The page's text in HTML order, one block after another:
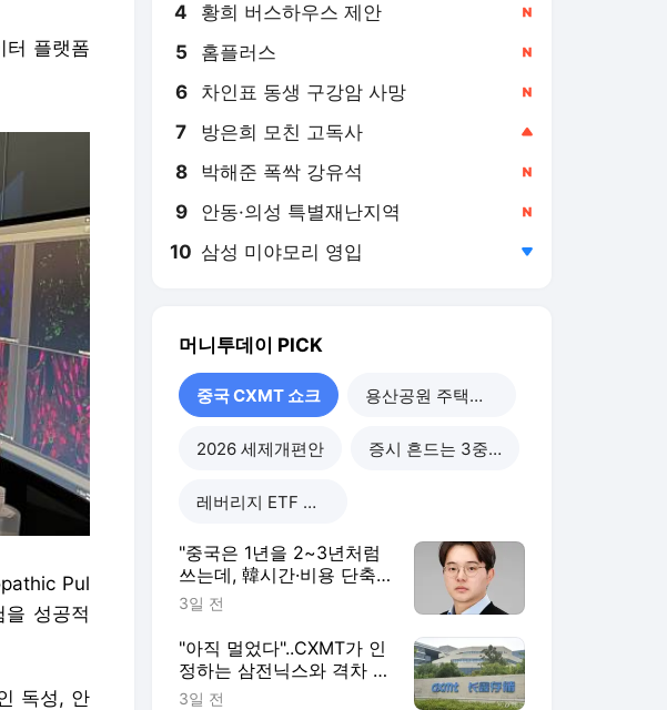
터 플랫폼
Pul
성공적
독성, 안
4 황희 버스하우스 제안
5 홈플러스
6 차인표 동생 구강암 사망
7 방은희 모친 고독사
8 박해준 폭싹 강유석
9 안동·의성 특별재난지역
10 삼성 미야모리 영입
머니투데이 PICK
중국 CXMT 쇼크 용산공원 주택공급
2026 세제개편안 증시 흔드는 3중 쏠림
레버리지 ETF 해법은
"중국은 1년을 2~3년처럼
쓰는데, 韓시간·비용 단축
할 정책 시급"
3일 전
"아직 멀었다"..CXMT가 인
정하는 삼전닉스와 격차 들
여다보니
3일 전